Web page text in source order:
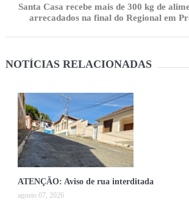
Santa Casa recebe mais de 300 kg de
arrecadados na final do Regional em
NOTÍCIAS RELACIONADAS
ATENÇÃO: Aviso de rua interditada
agosto 07, 2026